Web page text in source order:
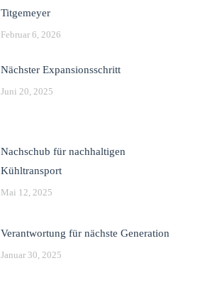
Titgemeyer
Februar 6, 2026
Nächster Expansionsschritt
Juni 20, 2025
Nachschub für nachhaltigen
Kühltransport
Mai 12, 2025
Verantwortung für nächste Generation
Januar 30, 2025